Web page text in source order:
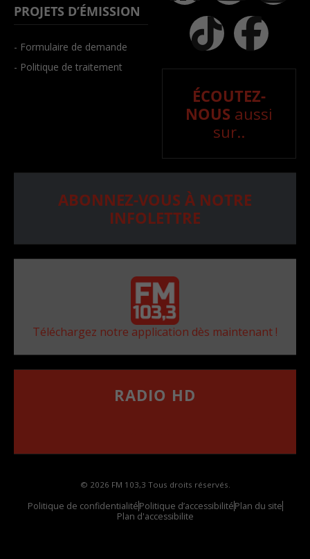
PROJETS D’ÉMISSION
- Formulaire de demande
- Politique de traitement
ÉCOUTEZ-
NOUS aussi
sur..
ABONNEZ-VOUS À NOTRE
INFOLETTRE
Téléchargez notre application dès maintenant !
RADIO HD
© 2026 FM 103,3 Tous droits réservés.
Politique de confidentialitéPolitique d’accessibilitéPlan du site
Plan d'accessibilite